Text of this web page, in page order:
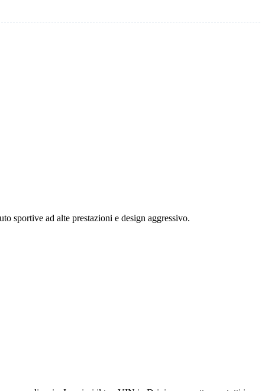
sportive ad alte prestazioni e design aggressivo.